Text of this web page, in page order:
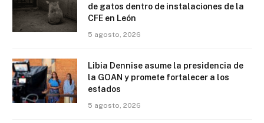
de gatos dentro de instalaciones de la
CFE en León
5 agosto, 2026
Libia Dennise asume la presidencia de
la GOAN y promete fortalecer a los
estados
5 agosto, 2026